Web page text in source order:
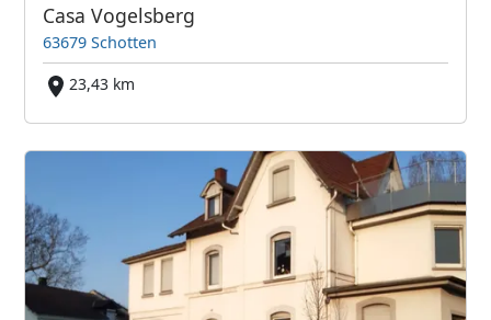
Casa Vogelsberg
63679 Schotten
23,43 km